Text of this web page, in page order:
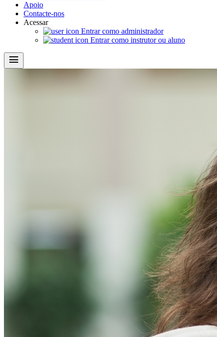
Apoio
Contacte-nos
Acessar
Entrar como administrador
Entrar como instrutor ou aluno
menu